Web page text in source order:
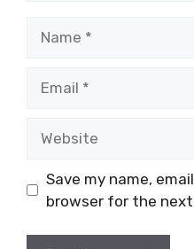
Save my name,
browser for the